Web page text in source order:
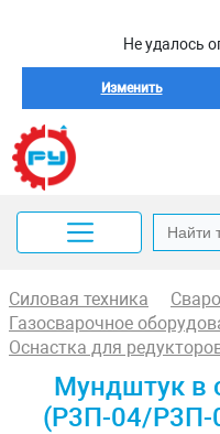
Не удалось
Изменить
Силовая техника
Газосварочное
Оснастка для
Мундштук в
(Р3П-04/Р3П-